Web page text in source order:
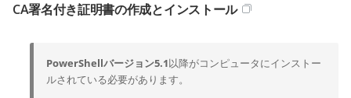
CA署名付き証明書の作成とインストール
PowerShellバージョン5.1以降がコンピュータにインストー
ルされている必要があります。